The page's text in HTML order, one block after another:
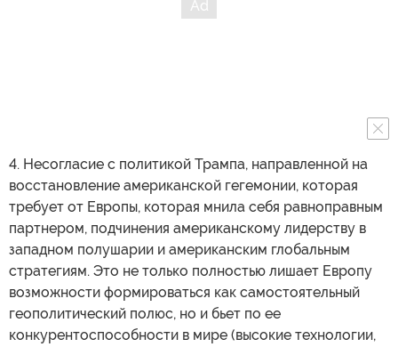
4. Несогласие с политикой Трампа, направленной на
восстановление американской гегемонии, которая
требует от Европы, которая мнила себя равноправным
партнером, подчинения американскому лидерству в
западном полушарии и американским глобальным
стратегиям. Это не только полностью лишает Европу
возможности формироваться как самостоятельный
геополитический полюс, но и бьет по ее
конкурентоспособности в мире (высокие технологии,